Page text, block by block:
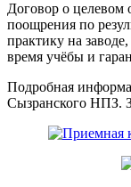
Договор о
поощрения по
практику на
время учёбы и
Подробная
Сызранского НПЗ.